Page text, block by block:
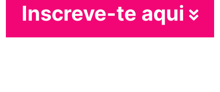
Inscreve-te aqui